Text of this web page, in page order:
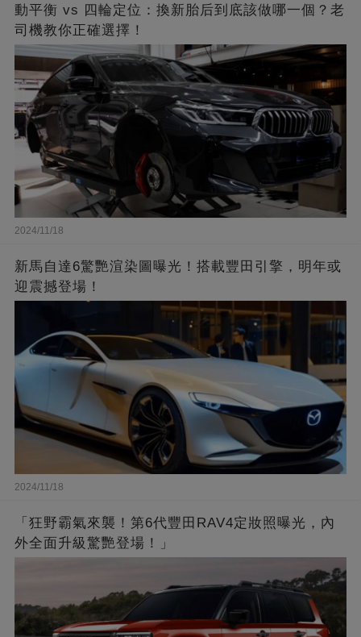
動平衡 vs 四輪定位：換新胎后到底該做哪一個？老
司機教你正確選擇！
2024/11/18
新馬自達6驚艷渲染圖曝光！搭載豐田引擎，明年或
迎震撼登場！
2024/11/18
「狂野霸氣來襲！第6代豐田RAV4定妝照曝光，內
外全面升級驚艷登場！」